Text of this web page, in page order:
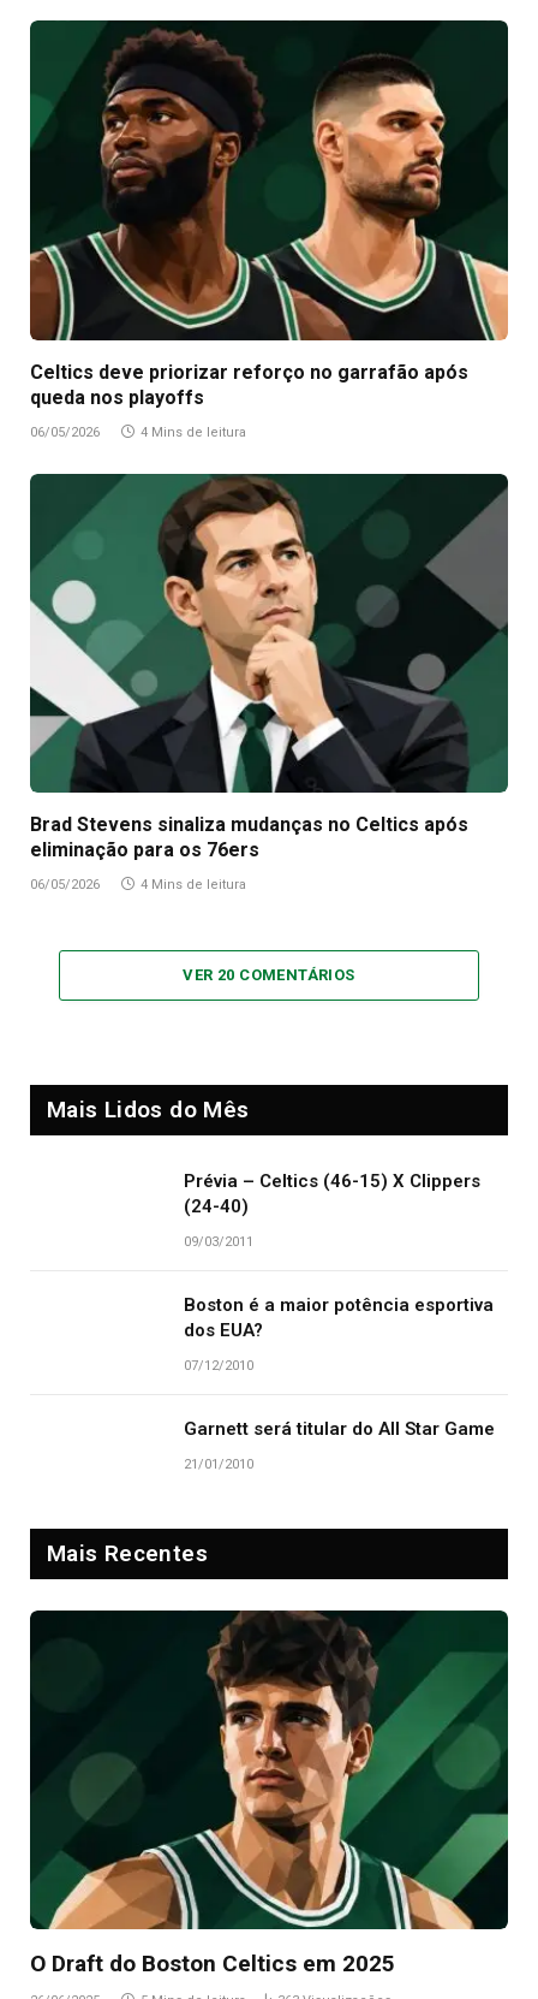
Celtics deve priorizar reforço no garrafão após
queda nos playoffs
06/05/2026 4 Mins de leitura
Brad Stevens sinaliza mudanças no Celtics após
eliminação para os 76ers
06/05/2026 4 Mins de leitura
VER 20 COMENTÁRIOS
Mais Lidos do Mês
Prévia – Celtics (46-15) X Clippers
(24-40)
09/03/2011
Boston é a maior potência esportiva
dos EUA?
07/12/2010
Garnett será titular do All Star Game
21/01/2010
Mais Recentes
O Draft do Boston Celtics em 2025